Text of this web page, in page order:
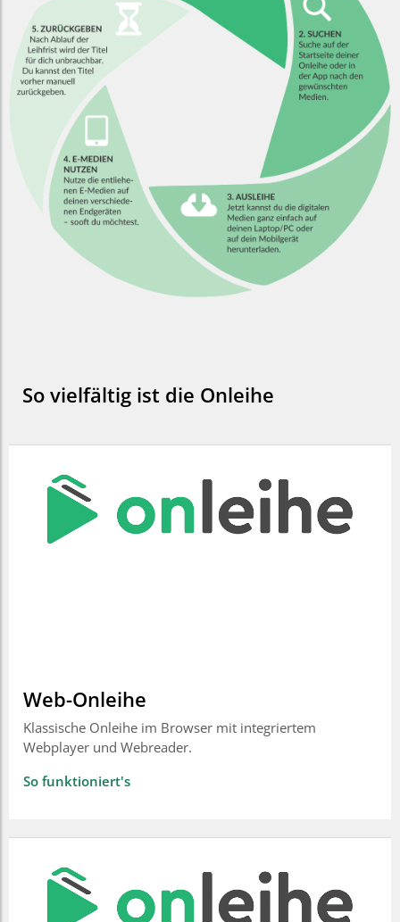
So vielfältig ist die Onleihe
Web-Onleihe
Klassische Onleihe im Browser mit integriertem
Webplayer und Webreader.
So funktioniert's